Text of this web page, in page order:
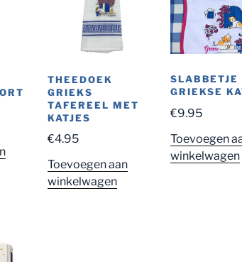
THEEDOEK
GRIEKS
TAFEREEL MET
KATJES
€4.95
Toevoegen aan
winkelwagen
SLABBETJE
GRIEKSE
€9.95
Toevoegen
winkelwagen